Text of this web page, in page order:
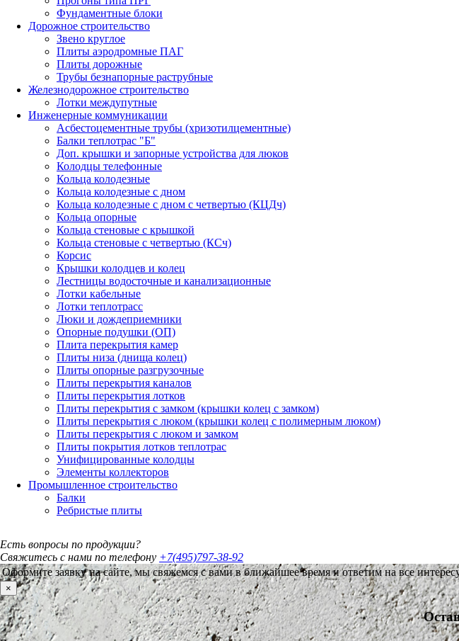
Фундаментные блоки
Дорожное строительство
Звено круглое
Плиты аэродромные ПАГ
Плиты дорожные
Трубы безнапорные раструбные
Железнодорожное строительство
Лотки междупутные
Инженерные коммуникации
Асбестоцементные трубы (хризотилцементные)
Балки теплотрас "Б"
Доп. крышки и запорные устройства для люков
Колодцы телефонные
Кольца колодезные
Кольца колодезные с дном
Кольца колодезные с дном с четвертью (КЦДч)
Кольца опорные
Кольца стеновые с крышкой
Кольца стеновые с четвертью (КСч)
Корсис
Крышки колодцев и колец
Лестницы водосточные и канализационные
Лотки кабельные
Лотки теплотрасс
Люки и дождеприемники
Опорные подушки (ОП)
Плита перекрытия камер
Плиты низа (днища колец)
Плиты опорные разгрузочные
Плиты перекрытия каналов
Плиты перекрытия лотков
Плиты перекрытия с замком (крышки колец с замком)
Плиты перекрытия с люком (крышки колец с полимерным люком)
Плиты перекрытия с люком и замком
Плиты покрытия лотков теплотрас
Унифицированные колодцы
Элементы коллекторов
Промышленное строительство
Балки
Ребристые плиты
Есть вопросы по продукции?
Свяжитесь с нами по телефону +7(495)797-38-92
Оформите заявку на сайте, мы свяжемся с вами в ближайшее время и ответим на все
×